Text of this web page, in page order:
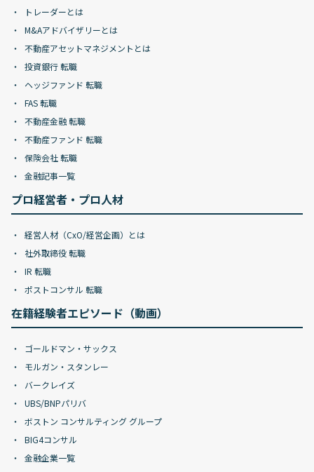
トレーダーとは
M&Aアドバイザリーとは
不動産アセットマネジメントとは
投資銀行 転職
ヘッジファンド 転職
FAS 転職
不動産金融 転職
不動産ファンド 転職
保険会社 転職
金融記事一覧
プロ経営者・プロ人材
経営人材（CxO/経営企画）とは
社外取締役 転職
IR 転職
ポストコンサル 転職
在籍経験者エピソード（動画）
ゴールドマン・サックス
モルガン・スタンレー
バークレイズ
UBS/BNPパリバ
ボストン コンサルティング グループ
BIG4コンサル
金融企業一覧